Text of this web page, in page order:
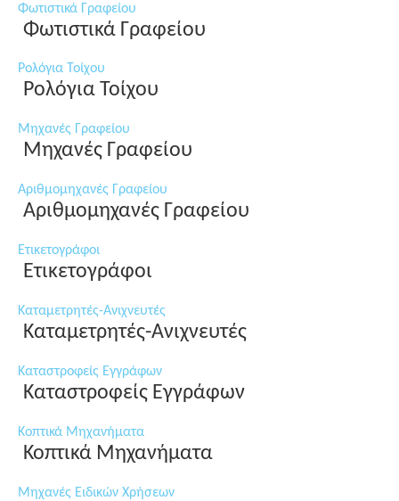
Φωτιστικά Γραφείου
Φωτιστικά Γραφείου
Ρολόγια Τοίχου
Ρολόγια Τοίχου
Μηχανές Γραφείου
Μηχανές Γραφείου
Αριθμομηχανές Γραφείου
Αριθμομηχανές Γραφείου
Ετικετογράφοι
Ετικετογράφοι
Καταμετρητές-Ανιχνευτές
Καταμετρητές-Ανιχνευτές
Καταστροφείς Εγγράφων
Καταστροφείς Εγγράφων
Κοπτικά Μηχανήματα
Κοπτικά Μηχανήματα
Μηχανές Ειδικών Χρήσεων